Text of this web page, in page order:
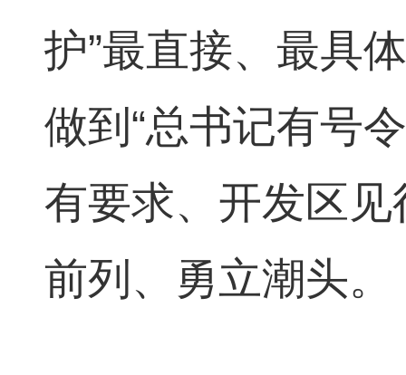
护”最直接、最具
做到“总书记有号
有要求、开发区
前列、勇立潮头。